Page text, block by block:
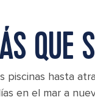
QUE
piscinas hasta
en el mar a